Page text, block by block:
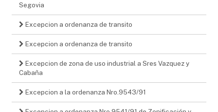
Segovia
Excepcion a ordenanza de transito
Excepcion a ordenanza de transito
Excepcion de zona de uso industrial a Sres Vazquez y
Cabaña
Excepcion a la ordenanza Nro.9543/91